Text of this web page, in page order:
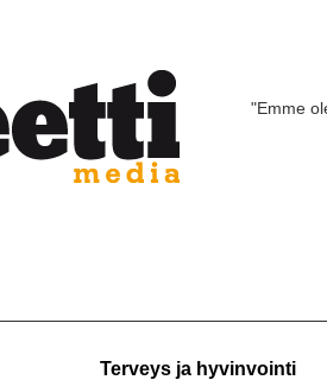
"Emme
Terveys ja hyvinvointi